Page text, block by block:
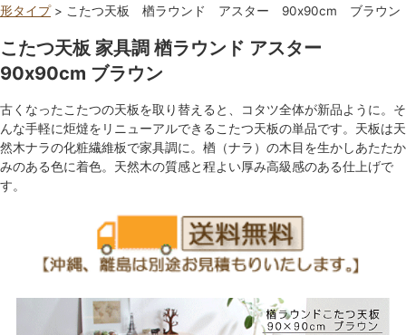
形タイプ> こたつ天板 楢ラウンド アスター 90x90cm ブラウン
こたつ天板 家具調 楢ラウンド アスター
90x90cm ブラウン
古くなったこたつの天板を取り替えると、コタツ全体が新品ように。そ
んな手軽に炬燵をリニューアルできるこたつ天板の単品です。天板は天
然木ナラの化粧繊維板で家具調に。楢（ナラ）の木目を生かしあたたか
みのある色に着色。天然木の質感と程よい厚み高級感のある仕上げで
す。